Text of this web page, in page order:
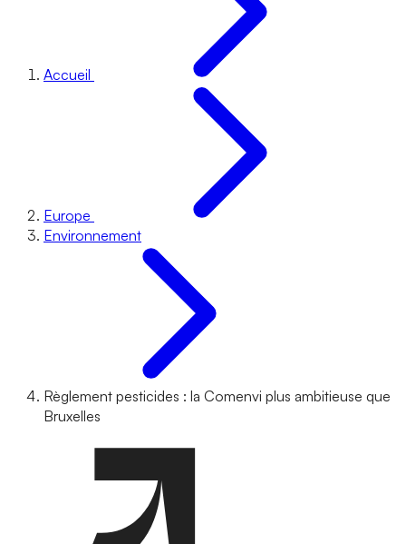
Accueil
Europe
Environnement
Règlement pesticides : la Comenvi plus ambitieuse que
Bruxelles